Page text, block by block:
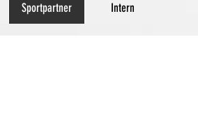
Sportpartner Intern